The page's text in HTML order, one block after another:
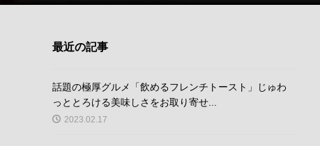
最近の記事
話題の極厚グルメ「飲めるフレンチトースト」じゅわ
っととろける美味しさをお取り寄せ...
2023.02.17